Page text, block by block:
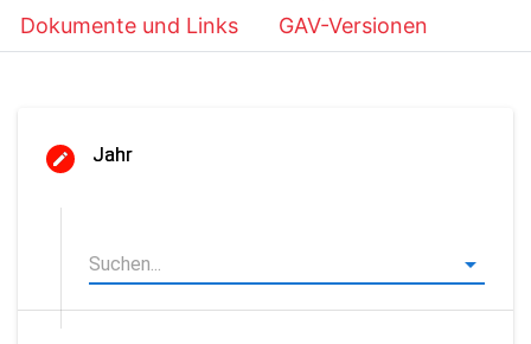
Dokumente und Links GAV-Versionen
Jahr